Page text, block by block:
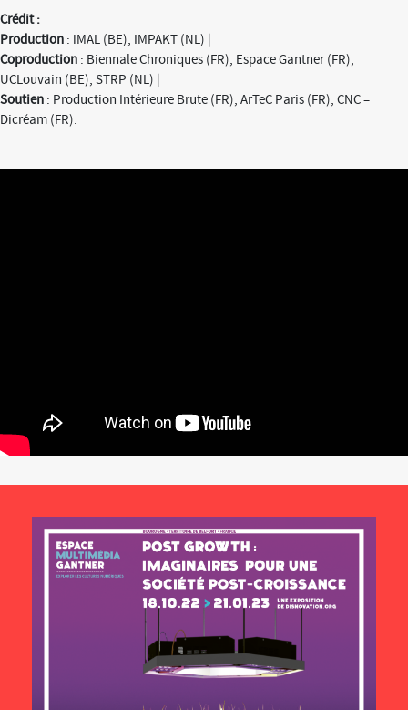
Crédit :
Production : iMAL (BE), IMPAKT (NL) |
Coproduction : Biennale Chroniques (FR), Espace Gantner (FR),
UCLouvain (BE), STRP (NL) |
Soutien : Production Intérieure Brute (FR), ArTeC Paris (FR), CNC –
Dicréam (FR).